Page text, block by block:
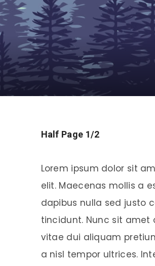
Half Page 1/2
Lorem ipsum dolor sit
elit. Maecenas mollis a
dapibus nulla sed justo
tincidunt. Nunc sit amet
vitae dui aliquam
a nisl tempor ultrices.